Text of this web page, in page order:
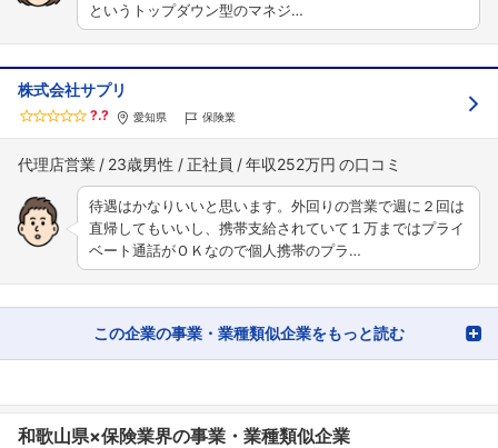
というトップダウン型のマネジ…
株式会社サプリ
?.? 愛知県 保険業
代理店営業 23歳男性 正社員 年収252万円
待遇はかなりいいと思います。外回りの営業で週に２回は
直帰してもいいし、携帯支給されていて１万まではプライ
ベート通話がＯＫなので個人携帯のプラ…
この企業の事業・業種類似企業をもっと読む
和歌山県×保険業界の事業・業種類似企業